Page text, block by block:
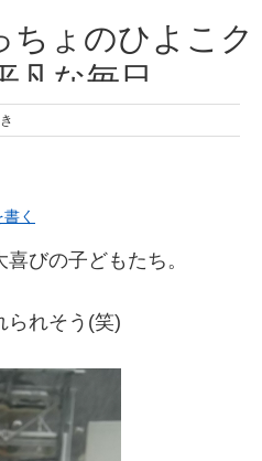
ちょのひよこク
凡な毎日
記 何十年後かに、大きくなったひよ
夢見て。& 3児ママの平凡日記 日々
く
びの子どもたち。
られそう(笑)